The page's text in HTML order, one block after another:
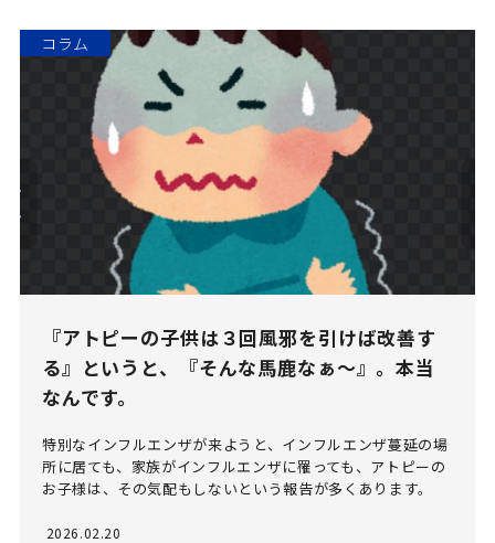
『アトピーの子供は３回風邪を引けば改善す
る』というと、『そんな馬鹿なぁ～』。本当
なんです。
特別なインフルエンザが来ようと、インフルエンザ蔓延の場
所に居ても、家族がインフルエンザに罹っても、アトピーの
お子様は、その気配もしないという報告が多くあります。
2026.02.20
コラム